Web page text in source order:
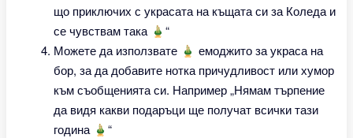
що приключих с украсата на къщата си за Коледа и
се чувствам така 🎍“
Можете да използвате 🎍 емоджито за украса на
бор, за да добавите нотка причудливост или хумор
към съобщенията си. Например „Нямам търпение
да видя какви подаръци ще получат всички тази
година 🎍“